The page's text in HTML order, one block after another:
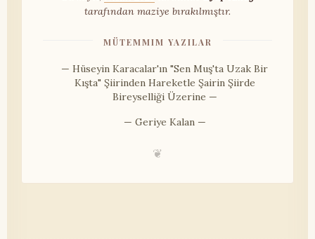
tarafından maziye bırakılmıştır.
MÜTEMMIM YAZILAR
— Hüseyin Karacalar'ın "Sen Muş'ta Uzak Bir
Kışta" Şiirinden Hareketle Şairin Şiirde
Bireyselliği Üzerine —
— Geriye Kalan —
❦